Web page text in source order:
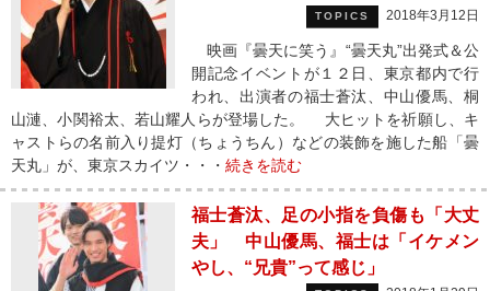
TOPICS 2018年3月12日
映画『曇天に笑う』“曇天丸”出発式＆公
開記念イベントが１２日、東京都内で行
われ、出演者の福士蒼汰、中山優馬、桐
山漣、小関裕太、若山耀人らが登場した。 大ヒットを祈願し、キ
ャストらの名前入り提灯（ちょうちん）などの装飾を施した船「曇
天丸」が、東京スカイツ・・・ 続きを読む
福士蒼汰、足の小指を負傷も「大丈
夫」 中山優馬、福士は「イケメン
やし、“兄貴”って感じ」